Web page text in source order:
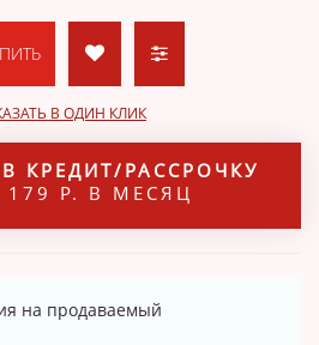
В ОДИН КЛИК
КРЕДИТ/РАССРОЧКУ
179 Р. В МЕСЯЦ
на продаваемый